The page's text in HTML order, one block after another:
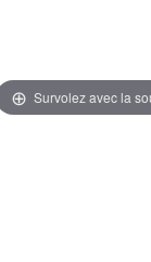
Survolez avec la